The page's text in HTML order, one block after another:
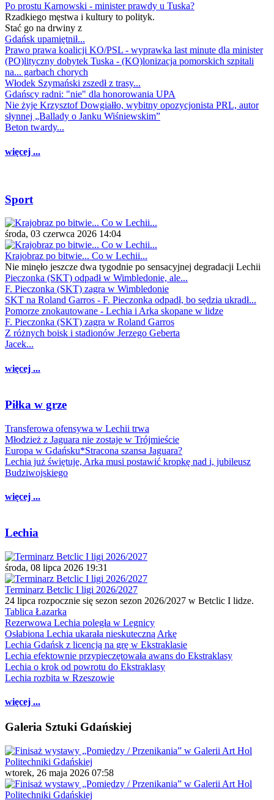
Po prostu Karnowski - minister prawdy u Tuska?
Rzadkiego męstwa i kultury to polityk.
Stać go na drwiny z
Gdańsk upamiętnił...
Prawo prawa koalicji KO/PSL - wyprawka last minute dla minister
(PO)lityczny dobytek Tuska - (KO)lonizacja pomorskich szpitali
na... garbach chorych
Włodek Szymański zszedł z trasy...
Gdańscy radni: "nie" dla honorowania UPA
Nie żyje Krzysztof Dowgiałło, wybitny opozycjonista PRL, autor
słynnej „Ballady o Janku Wiśniewskim”
Beton twardy...
więcej ...
Sport
środa, 03 czerwca 2026 14:04
Krajobraz po bitwie... Co w Lechii...
Nie minęło jeszcze dwa tygodnie po sensacyjnej degradacji Lechii
Pieczonka (SKT) odpadł w Wimbledonie, ale...
F. Pieczonka (SKT) zagra w Wimbledonie
SKT na Roland Garros - F. Pieczonka odpadł, bo sędzia ukradł...
Pomorze znokautowane - Lechia i Arka skopane w lidze
F. Pieczonka (SKT) zagra w Roland Garros
Z różnych boisk i stadionów Jerzego Geberta
Jacek...
więcej ...
Piłka w grze
Transferowa ofensywa w Lechii trwa
Młodzież z Jaguara nie zostaje w Trójmieście
Europa w Gdańsku*Stracona szansa Jaguara?
Lechia już świętuje, Arka musi postawić kropkę nad i, jubileusz
Budziwojskiego
więcej ...
Lechia
środa, 08 lipca 2026 19:31
Terminarz Betclic I ligi 2026/2027
24 lipca rozpocznie się sezon sezon 2026/2027 w Betclic I lidze.
Tablica Łazarka
Rezerwowa Lechia poległa w Legnicy
Osłabiona Lechia ukarała nieskuteczną Arkę
Lechia Gdańsk z licencją na grę w Ekstraklasie
Lechia efektownie przypieczętowała awans do Ekstraklasy
Lechia o krok od powrotu do Ekstraklasy
Lechia rozbita w Rzeszowie
więcej ...
Galeria Sztuki Gdańskiej
wtorek, 26 maja 2026 07:58